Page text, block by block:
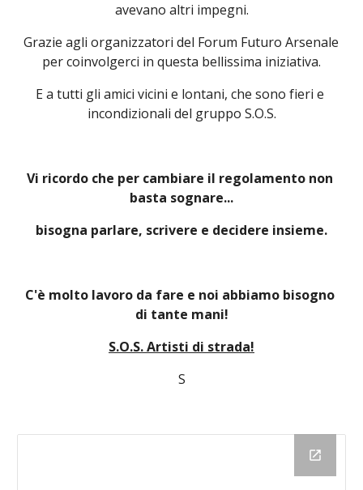
avevano altri impegni.
Grazie agli organizzatori del Forum Futuro Arsenale
per coinvolgerci in questa bellissima iniziativa.
E a tutti gli amici vicini e lontani, che sono fieri e
incondizionali del gruppo S.O.S.
Vi ricordo che per cambiare il regolamento non
basta sognare...
bisogna parlare, scrivere e decidere insieme.
C'è molto lavoro da fare e noi abbiamo bisogno
di tante mani!
S.O.S. Artisti di strada!
S